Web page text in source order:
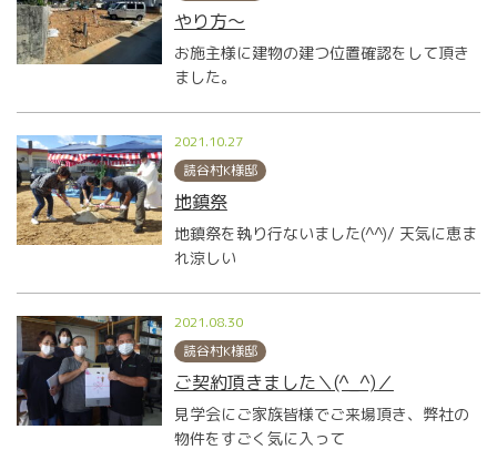
やり方～
お施主様に建物の建つ位置確認をして頂き
ました。
2021.10.27
読谷村K様邸
地鎮祭
地鎮祭を執り行ないました(^^)/ 天気に恵ま
れ涼しい
2021.08.30
読谷村K様邸
ご契約頂きました＼(^_^)／
見学会にご家族皆様でご来場頂き、弊社の
物件をすごく気に入って